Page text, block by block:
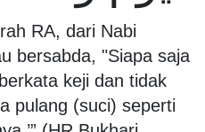
RA, dari Nabi
bersabda, "Siapa saja
keji dan tidak
pulang (suci) seperti